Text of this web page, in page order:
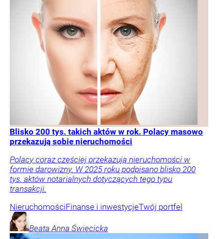
Blisko 200 tys. takich aktów w rok. Polacy masowo
przekazują sobie nieruchomości
Polacy coraz częściej przekazują nieruchomości w
formie darowizny. W 2025 roku podpisano blisko 200
tys. aktów notarialnych dotyczących tego typu
transakcji.
NieruchomościFinanse i inwestycjeTwój portfel
Beata Anna Święcicka